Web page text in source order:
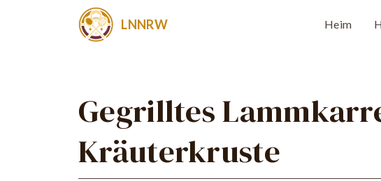
LNNRW Heim
Gegrilltes
Kräuterkruste